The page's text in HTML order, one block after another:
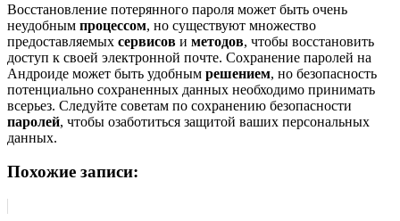
Восстановление потерянного пароля может быть очень
неудобным процессом, но существуют множество
предоставляемых сервисов и методов, чтобы восстановить
доступ к своей электронной почте. Сохранение паролей на
Андроиде может быть удобным решением, но безопасность
потенциально сохраненных данных необходимо принимать
всерьез. Следуйте советам по сохранению безопасности
паролей, чтобы озаботиться защитой ваших персональных
данных.
Похожие записи: